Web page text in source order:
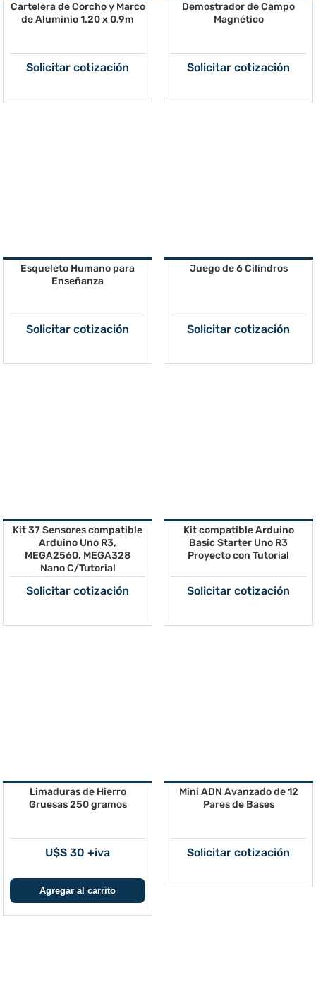
Cartelera de Corcho y Marco
de Aluminio 1.20 x 0.9m
Solicitar cotización
Demostrador de Campo
Magnético
Solicitar cotización
Esqueleto Humano para
Enseñanza
Solicitar cotización
Juego de 6 Cilindros
Solicitar cotización
Kit 37 Sensores compatible
Arduino Uno R3,
MEGA2560, MEGA328
Nano C/Tutorial
Solicitar cotización
Kit compatible Arduino
Basic Starter Uno R3
Proyecto con Tutorial
Solicitar cotización
Limaduras de Hierro
Gruesas 250 gramos
U$S 30 +iva
Mini ADN Avanzado de 12
Pares de Bases
Solicitar cotización